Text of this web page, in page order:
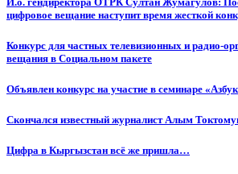
цифровое вещание наступит время жесткой
Конкурс для частных телевизионных и радио-
вещания в Социальном пакете
Объявлен конкурс на участие в семинаре
Cкончался известный журналист Алым
Цифра в Кыргызстан всё же пришла…